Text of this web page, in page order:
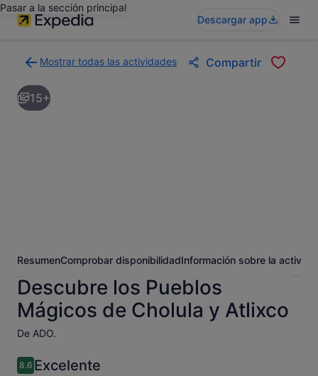
Pasar a la sección principal
Descargar app
Mostrar todas las actividades
a
la
página
Compartir
15+
ResumenComprobar disponibilidadInformación sobre la
Descubre los Pueblos
Mágicos de Cholula y Atlixco
De ADO.
8.68.6 sobre 10
Excelente